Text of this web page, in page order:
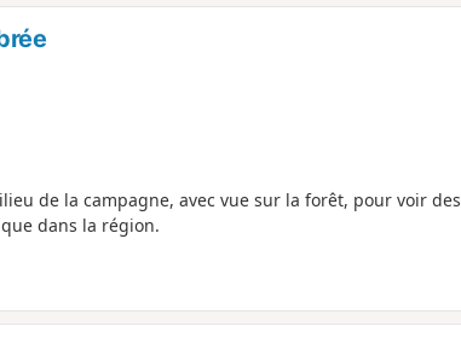
de la campagne, avec vue sur la forêt, pour voir des
dans la région.